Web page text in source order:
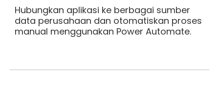
Hubungkan aplikasi ke berbagai sumber
data perusahaan dan otomatiskan proses
manual menggunakan Power Automate.